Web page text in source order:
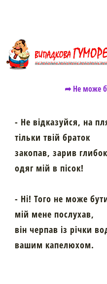
➦ Не може
- Не відказуйся, на
тільки твій браток
закопав, зарив
одяг мій в пісок!
- Ні! Того не може
мій мене послухав,
він черпав із річки
вашим капелюхом.